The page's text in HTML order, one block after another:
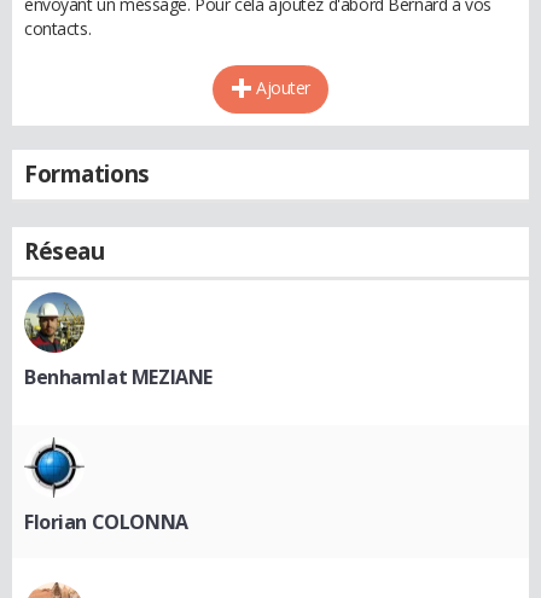
envoyant un message. Pour cela ajoutez d'abord Bernard à vos
contacts.
Ajouter
Formations
Réseau
Benhamlat MEZIANE
Florian COLONNA